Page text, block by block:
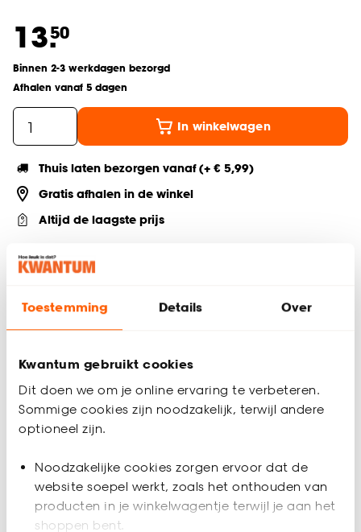
Toestemming Details Over
Kwantum gebruikt cookies
Dit doen we om je online ervaring te verbeteren.
Sommige cookies zijn noodzakelijk, terwijl andere
optioneel zijn.
Noodzakelijke cookies zorgen ervoor dat de
website soepel werkt, zoals het onthouden van
producten in je winkelwagentje terwijl je aan het
shoppen bent.
13.50
Binnen 2-3 werkdagen bezorgd
Afhalen vanaf 5 dagen
In winkelwagen
Thuis laten bezorgen vanaf (+ € 5,99)
Gratis afhalen in de winkel
Altijd de laagste prijs
Deel jouw product & volg ons op social
Perfax behanglijm geschikt voor vliesbehang. 180 gram per
Productspecificaties
EAN nummer 5410091326722